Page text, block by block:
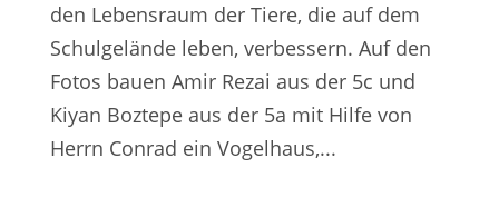
den Lebensraum der Tiere, die auf dem
Schulgelände leben, verbessern. Auf den
Fotos bauen Amir Rezai aus der 5c und
Kiyan Boztepe aus der 5a mit Hilfe von
Herrn Conrad ein Vogelhaus,...